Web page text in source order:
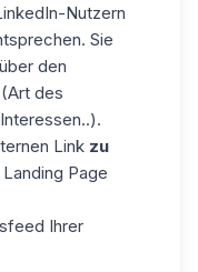
Nutzern
Sie
den
des
Link zu
Page
Ihrer